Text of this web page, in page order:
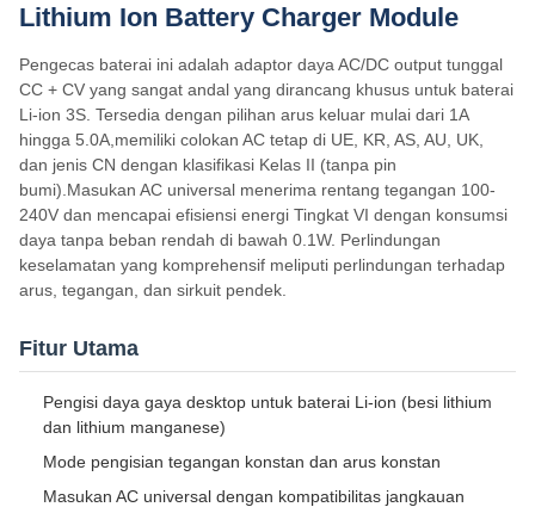
Lithium Ion Battery Charger Module
Pengecas baterai ini adalah adaptor daya AC/DC output tunggal
CC + CV yang sangat andal yang dirancang khusus untuk baterai
Li-ion 3S. Tersedia dengan pilihan arus keluar mulai dari 1A
hingga 5.0A,memiliki colokan AC tetap di UE, KR, AS, AU, UK,
dan jenis CN dengan klasifikasi Kelas II (tanpa pin
bumi).Masukan AC universal menerima rentang tegangan 100-
240V dan mencapai efisiensi energi Tingkat VI dengan konsumsi
daya tanpa beban rendah di bawah 0.1W. Perlindungan
keselamatan yang komprehensif meliputi perlindungan terhadap
arus, tegangan, dan sirkuit pendek.
Fitur Utama
Pengisi daya gaya desktop untuk baterai Li-ion (besi lithium
dan lithium manganese)
Mode pengisian tegangan konstan dan arus konstan
Masukan AC universal dengan kompatibilitas jangkauan